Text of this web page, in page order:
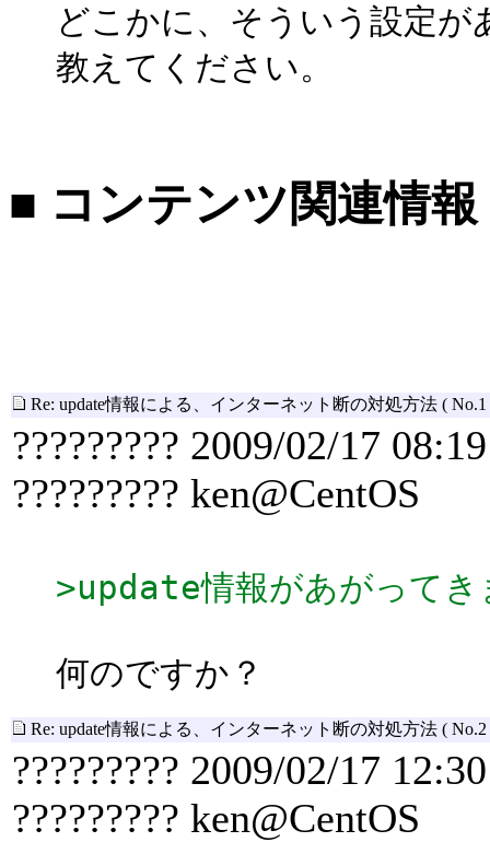
どこかに、そういう設定
教えてください。
■ コンテンツ関連情報
Re: update情報による、インターネット断の対処方法 ( No.1
????????? 2009/02/17 08:19
????????? ken@CentOS
>update情報があがってき
何のですか？
Re: update情報による、インターネット断の対処方法 ( No.2
????????? 2009/02/17 12:30
????????? ken@CentOS